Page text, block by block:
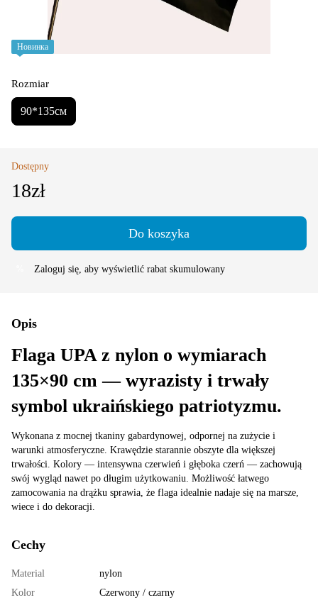
Новинка
Rozmiar
90*135см
Dostępny
18zł
Do koszyka
Zaloguj się , aby wyświetlić rabat skumulowany
Opis
Flaga UPA z nylon o wymiarach
135×90 cm — wyrazisty i trwały
symbol ukraińskiego patriotyzmu.
Wykonana z mocnej tkaniny gabardynowej, odpornej na zużycie i
warunki atmosferyczne. Krawędzie starannie obszyte dla większej
trwałości. Kolory — intensywna czerwień i głęboka czerń — zachowują
swój wygląd nawet po długim użytkowaniu. Możliwość łatwego
zamocowania na drążku sprawia, że flaga idealnie nadaje się na marsze,
wiece i do dekoracji.
Cechy
Material
nylon
Kolor
Czerwony / czarny